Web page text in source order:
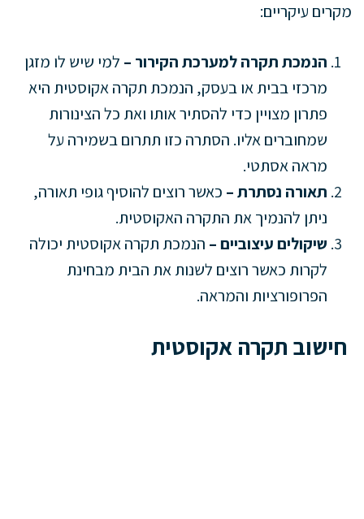
מקרים עיקריים:
הנמכת תקרה למערכת הקירור – למי שיש לו מזגן
מרכזי בבית או בעסק, הנמכת תקרה אקוסטית היא
פתרון מצויין כדי להסתיר אותו ואת כל הצינורות
שמחוברים אליו. הסתרה כזו תתרום בשמירה על
מראה אסתטי.
תאורה נסתרת – כאשר רוצים להוסיף גופי תאורה,
ניתן להנמיך את התקרה האקוסטית.
שיקולים עיצוביים – הנמכת תקרה אקוסטית יכולה
לקרות כאשר רוצים לשנות את הבית מבחינת
הפרופורציות והמראה.
חישוב תקרה אקוסטית